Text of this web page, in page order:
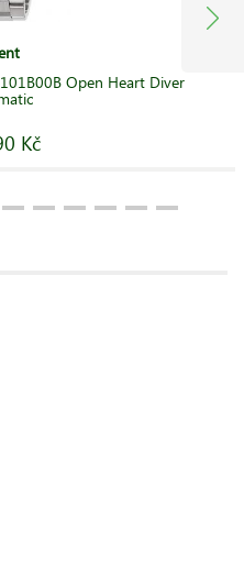
Open Heart Diver
Kč